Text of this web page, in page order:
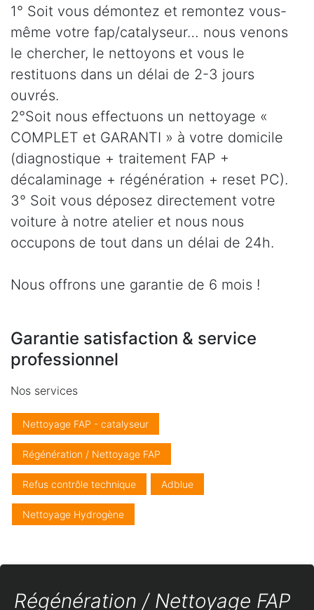
1° Soit vous démontez et remontez vous-
même votre fap/catalyseur… nous venons
le chercher, le nettoyons et vous le
restituons dans un délai de 2-3 jours
ouvrés.
2°Soit nous effectuons un nettoyage «
COMPLET et GARANTI » à votre domicile
(diagnostique + traitement FAP +
décalaminage + régénération + reset PC).
3° Soit vous déposez directement votre
voiture à notre atelier et nous nous
occupons de tout dans un délai de 24h.
Nous offrons une garantie de 6 mois !
Garantie satisfaction & service
professionnel
Nos services
Nettoyage FAP - catalyseur
Régénération / Nettoyage FAP
Refus contrôle technique Adblue
Nettoyage Hydrogène
Régénération / Nettoyage FAP